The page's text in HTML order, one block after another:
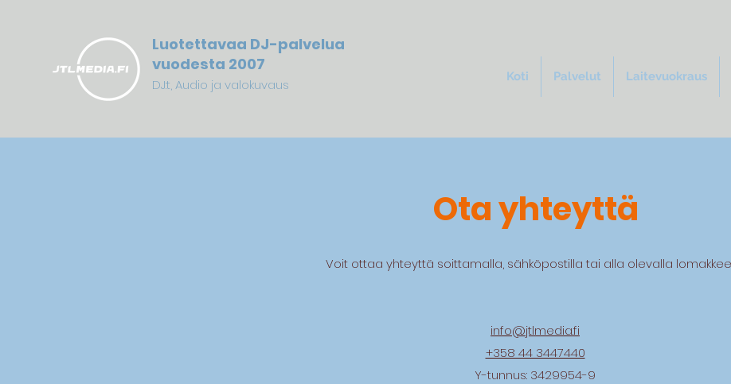
Luotettavaa DJ-palvelua
vuodesta 2007
DJ:t, Audio ja valokuvaus Koti Palvelut Laitevuokraus
Ota yhteyttä
Voit ottaa yhteyttä soittamalla, sähköpostilla tai alla olevalla
info@jtlmedia.fi
+358 44 3447440
Y-tunnus: 3429954-9